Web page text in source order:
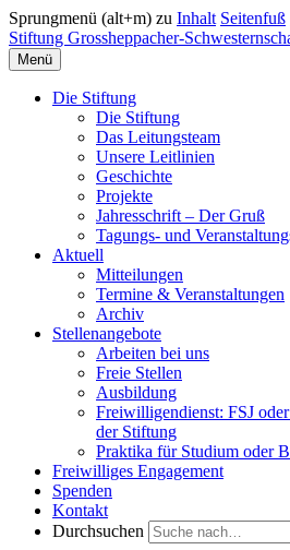
Sprungmenü (alt+m) zu Inhalt Seitenfuß
Stiftung Grossheppacher-
Menü
Die Stiftung
Die Stiftung
Das Leitungsteam
Unsere Leitlinien
Geschichte
Projekte
Jahresschrift – Der Gruß
Tagungs- und
Aktuell
Mitteilungen
Termine & Veranstaltungen
Archiv
Stellenangebote
Arbeiten bei uns
Freie Stellen
Ausbildung
Freiwilligendienst: FSJ
der Stiftung
Praktika für Studium oder
Freiwilliges Engagement
Spenden
Kontakt
Durchsuchen